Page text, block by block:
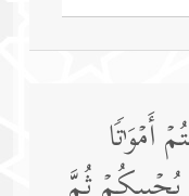
أَمۡوَ ٰ⁠تࣰا